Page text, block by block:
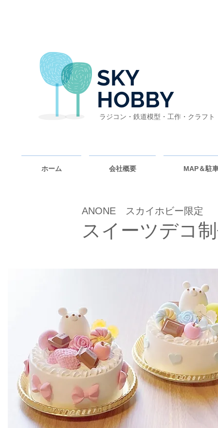
SKY
HOBBY
ラジコン・鉄道模型・工作・クラフト
ホーム 会社概要 MAP＆駐
ANONE スカイホビー限定
スイーツデコ